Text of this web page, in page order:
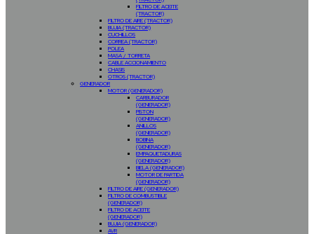
FILTRO DE ACEITE
(TRACTOR)
FILTRO DE AIRE (TRACTOR)
BUJIA (TRACTOR)
CUCHILLOS
CORREA (TRACTOR)
POLEA
MASA / TORRETA
CABLE ACCIONAMIENTO
CHASIS
OTROS (TRACTOR)
GENERADOR
MOTOR (GENERADOR)
CARBURADOR
(GENERADOR)
PISTON
(GENERADOR)
ANILLOS
(GENERADOR)
BOBINA
(GENERADOR)
EMPAQUETADURAS
(GENERADOR)
BIELA (GENERADOR)
MOTOR DE PARTIDA
(GENERADOR)
FILTRO DE AIRE (GENERADOR)
FILTRO DE COMBUSTIBLE
(GENERADOR)
FILTRO DE ACEITE
(GENERADOR)
BUJIA (GENERADOR)
AVR